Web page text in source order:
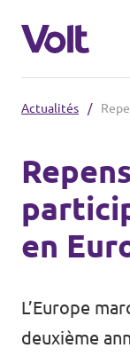
Nos élections
Carte des
Volt Lille
Politiques
À propos de
Personnes
Actualités /
en
L’Europe
deuxième